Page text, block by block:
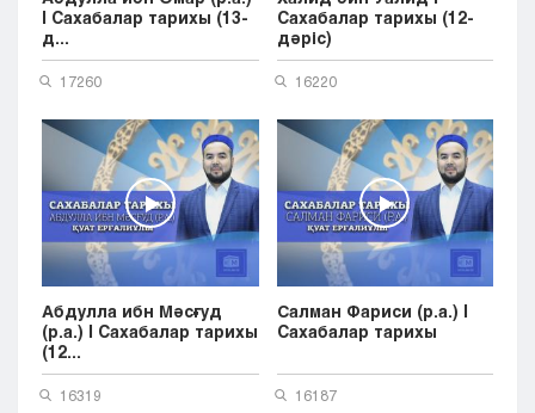
| Cахабалар тарихы (13-
д...
17260
Cахабалар тарихы (12-
дәріс)
16220
Абдулла ибн Мәсғуд
(р.а.) | Cахабалар тарихы
(12...
16319
Салман Фариси (р.а.) |
Cахабалар тарихы
16187